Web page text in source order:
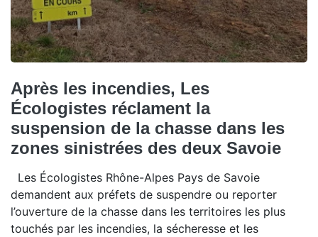
Après les incendies, Les
Écologistes réclament la
suspension de la chasse dans les
zones sinistrées des deux Savoie
Les Écologistes Rhône-Alpes Pays de Savoie
demandent aux préfets de suspendre ou reporter
l’ouverture de la chasse dans les territoires les plus
touchés par les incendies, la sécheresse et les